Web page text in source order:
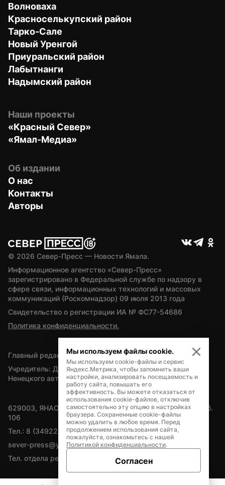
Волноваха
Красноселькупский район
Тарко-Сале
Новый Уренгой
Приуральский район
Лабытнанги
Надымский район
Наши проекты
«Красный Север»
«Ямал-Медиа»
Об издании
О нас
Контакты
Авторы
© 2026 Север-Пресс — Новости Ямала.
Информационное агентство «Север-Пресс»
зарегистрировано в Федеральной службе по надзору в
сфере связи, информационных технологий и массовых
коммуникаций (Роскомнадзор) 09 июля 2013 года
Свидетельство о регистрации ИА № ФС77-54686
Политика конфиденциальности.
Главный редактор — А.Л. Поздеев
Учредитель: Департамент внутренней политики Ямало-
Ненецкого автономного округа
629003, ЯНАО, Салехард, мкр. Богдана Кнунянца, д.1, каб.
106
Тел.: 8 (34922) 71262
sever-press@yamal-media.ru
Тел. отдела рекламы: 8 (34922) 42728
Мы используем файлы cookie.
Мы используем cookie-файлы и сервис
Яндекс.Метрика, чтобы запомнить ваши
настройки, анализировать посещаемость и
работу сайта, повышать его
эффективность. Вы можете отказаться от
использования cookie-файлов, отключив
самостоятельно эту опцию в настройках
браузера. Сохраненные cookie-файлы
можно удалить в любое время. Перед
продолжением использования сайта,
пожалуйста, ознакомьтесь с нашей
Политикой конфиденциальности.
Согласен